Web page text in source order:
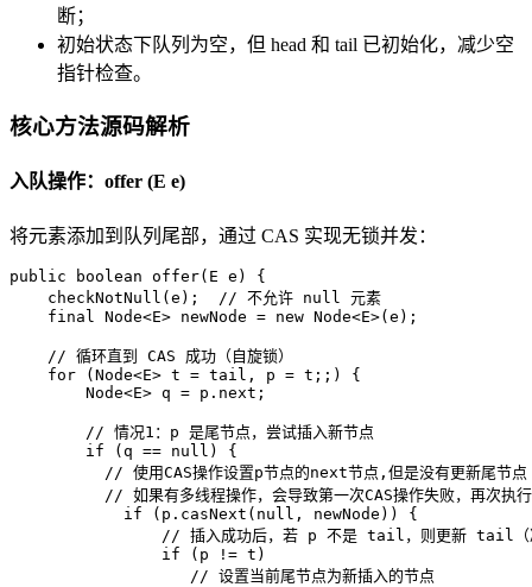
断；
初始状态下队列为空，但 head 和 tail 已初始化，减少空
指针检查。
核心方法源码解析
入队操作：offer (E e)
将元素添加到队列尾部，通过 CAS 实现无锁并发：
public boolean offer(E e)
{
    checkNotNull(e);
// 不允许 null 元素
final
Node<E> newNode = new Node<E>(e);
// 循环直到 CAS 成功（自旋锁）
for (Node<E> t = tail, p = t;;) {
        Node<E> q = p.next;
// 情况1：p 是尾节点，尝试插入新节点
if (q == null ) {
// 使用CAS操作设置p节点的next节点,但是没有更新尾节点
// 如果有多线程操作，会导致第一次CAS操作失败，再次执
if (p.casNext( null , newNode)) {
// 插入成功后，若 p 不是 tail，则更新 tail
if (p != t)
// 设置当前尾节点为新插入的节点